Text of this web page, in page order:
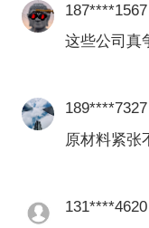
在建工程规
天孚通信则
公司于4月
将与纳斯达
SUPERX AI
187****1567
这些公司真
189****7327
原材料紧张
131****4620